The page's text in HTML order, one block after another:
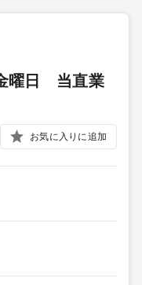
曜日 当直業
お気に入りに追加